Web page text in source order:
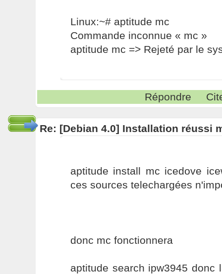
Linux:~# aptitude mc
Commande inconnue « mc »
aptitude mc => Rejeté par le
Répondre
Re: [Debian 4.0] Installation réussi
aptitude install mc icedove
ces sources telechargées
donc mc fonctionnera
aptitude search ipw3945